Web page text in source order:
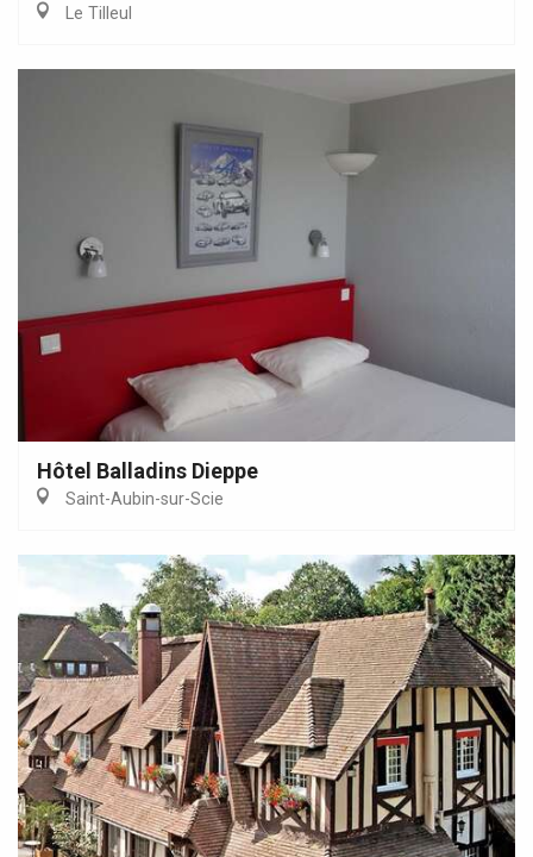
Le Tilleul
Hôtel Balladins Dieppe
Saint-Aubin-sur-Scie